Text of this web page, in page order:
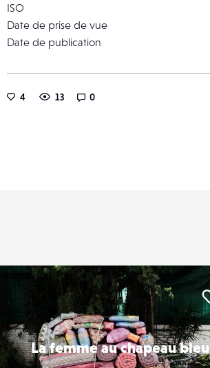
ISO
Date de prise de vue
Date de publication
4 13 0
La femme au chapeau bleu